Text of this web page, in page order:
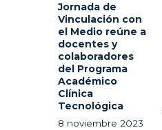
Jornada de
Vinculación con
el Medio reúne a
docentes y
colaboradores
del Programa
Académico
Clínica
Tecnológica
8 noviembre 2023